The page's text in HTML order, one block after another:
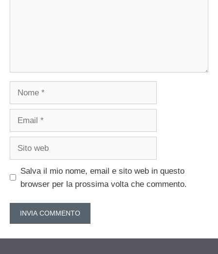
Salva il mio nome, email e sito web in questo
browser per la prossima volta che commento.